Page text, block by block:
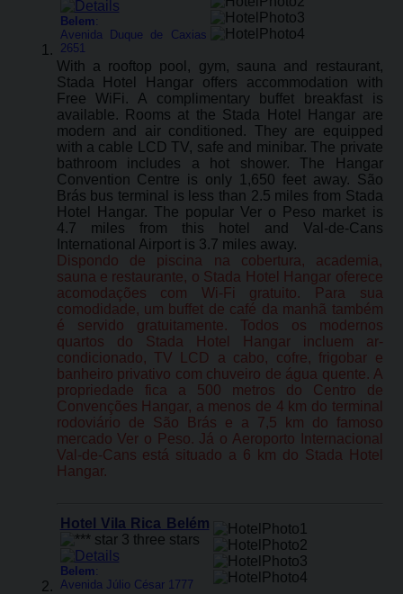
Belem:
Avenida Duque de Caxias
2651
With a rooftop pool, gym, sauna and restaurant,
Stada Hotel Hangar offers accommodation with
Free WiFi. A complimentary buffet breakfast is
available. Rooms at the Stada Hotel Hangar are
modern and air conditioned. They are equipped
with a cable LCD TV, safe and minibar. The private
bathroom includes a hot shower. The Hangar
Convention Centre is only 1,650 feet away. São
Brás bus terminal is less than 2.5 miles from Stada
Hotel Hangar. The popular Ver o Peso market is
4.7 miles from this hotel and Val-de-Cans
International Airport is 3.7 miles away.
Dispondo de piscina na cobertura, academia,
sauna e restaurante, o Stada Hotel Hangar oferece
acomodações com Wi-Fi gratuito. Para sua
comodidade, um buffet de café da manhã também
é servido gratuitamente. Todos os modernos
quartos do Stada Hotel Hangar incluem ar-
condicionado, TV LCD a cabo, cofre, frigobar e
banheiro privativo com chuveiro de água quente. A
propriedade fica a 500 metros do Centro de
Convenções Hangar, a menos de 4 km do terminal
rodoviário de São Brás e a 7,5 km do famoso
mercado Ver o Peso. Já o Aeroporto Internacional
Val-de-Cans está situado a 6 km do Stada Hotel
Hangar.
Hotel Vila Rica Belém
Belem:
Avenida Júlio César 1777